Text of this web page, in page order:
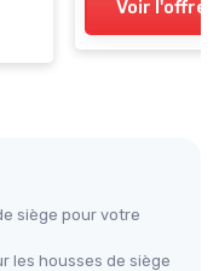
Voir l'offre
siège pour votre
les housses de siège